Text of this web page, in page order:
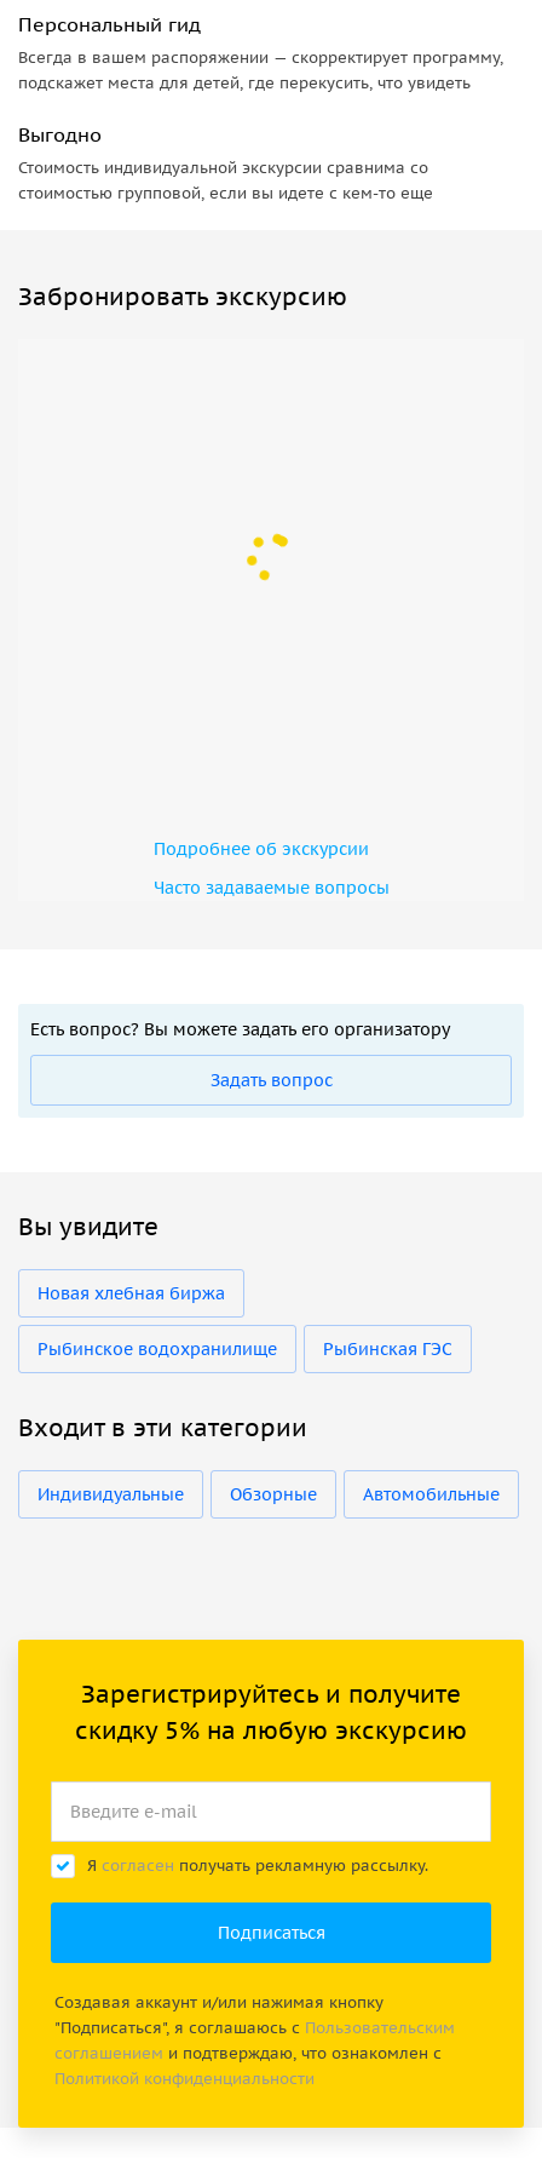
Персональный гид
Всегда в вашем распоряжении — скорректирует программу,
подскажет места для детей, где перекусить, что увидеть
Выгодно
Стоимость индивидуальной экскурсии сравнима со
стоимостью групповой, если вы идете с кем-то еще
Забронировать экскурсию
Подробнее об экскурсии
Часто задаваемые вопросы
Есть вопрос? Вы можете задать его организатору
Задать вопрос
Вы увидите
Новая хлебная биржа
Рыбинское водохранилище Рыбинская ГЭС
Входит в эти категории
Индивидуальные Обзорные Автомобильные
Зарегистрируйтесь и получите
скидку 5% на любую экскурсию
Я согласен получать рекламную рассылку.
Создавая аккаунт и/или нажимая кнопку
"Подписаться", я соглашаюсь с Пользовательским
соглашением и подтверждаю, что ознакомлен с
Политикой конфиденциальности